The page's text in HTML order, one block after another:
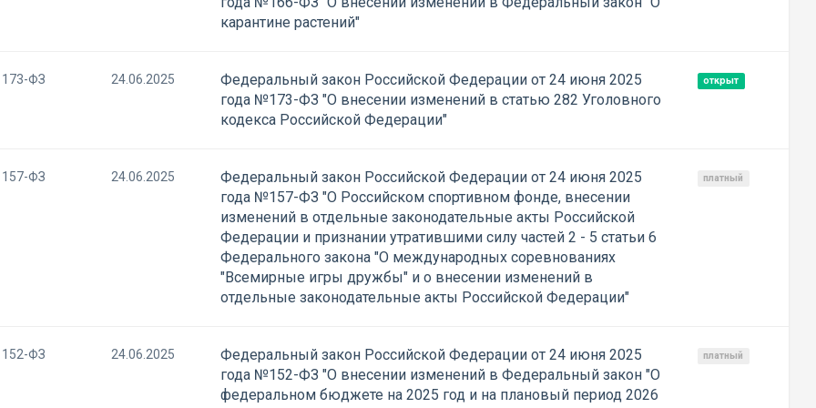
карантине растений"
173-ФЗ 24.06.2025
Федеральный закон Российской Федерации от 24 июня 2025
года №173-ФЗ "О внесении изменений в статью 282 Уголовного
кодекса Российской Федерации"
открыт
157-ФЗ 24.06.2025
Федеральный закон Российской Федерации от 24 июня 2025
года №157-ФЗ "О Российском спортивном фонде, внесении
изменений в отдельные законодательные акты Российской
Федерации и признании утратившими силу частей 2 - 5 статьи 6
Федерального закона "О международных соревнованиях
"Всемирные игры дружбы" и о внесении изменений в
отдельные законодательные акты Российской Федерации"
платный
152-ФЗ 24.06.2025
Федеральный закон Российской Федерации от 24 июня 2025
года №152-ФЗ "О внесении изменений в Федеральный закон "О
федеральном бюджете на 2025 год и на плановый период 2026
платный